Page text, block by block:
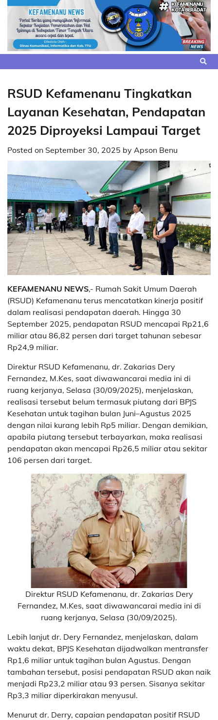
Skip
content
RSUD Kefamenanu Tingkatkan
Layanan Kesehatan, Pendapatan
2025 Diproyeksi Lampaui Target
Posted on September 30, 2025 by Apson Benu
KEFAMENANU NEWS,- Rumah Sakit Umum Daerah
(RSUD) Kefamenanu terus mencatatkan kinerja positif
dalam realisasi pendapatan daerah. Hingga 30
September 2025, pendapatan RSUD mencapai Rp21,6
miliar atau 86,82 persen dari target tahunan sebesar
Rp24,9 miliar.
Direktur RSUD Kefamenanu, dr. Zakarias Dery
Fernandez, M.Kes, saat diwawancarai media ini di
ruang kerjanya, Selasa (30/09/2025), menjelaskan,
realisasi tersebut belum termasuk piutang dari BPJS
Kesehatan untuk tagihan bulan Juni–Agustus 2025
dengan nilai kurang lebih Rp5 miliar. Dengan demikian,
apabila piutang tersebut terbayarkan, maka realisasi
pendapatan akan mencapai Rp26,5 miliar atau sekitar
106 persen dari target.
Direktur RSUD Kefamenanu, dr. Zakarias Dery
Fernandez, M.Kes, saat diwawancarai media ini di
ruang kerjanya, Selasa (30/09/2025).
Lebih lanjut dr. Dery Fernandez, menjelaskan, dalam
waktu dekat, BPJS Kesehatan dijadwalkan mentransfer
Rp1,6 miliar untuk tagihan bulan Agustus. Dengan
tambahan tersebut, posisi pendapatan RSUD akan naik
menjadi Rp23,2 miliar atau 93 persen. Sisanya sekitar
Rp3,3 miliar diperkirakan menyusul.
Menurut dr. Derry, capaian pendapatan positif RSUD